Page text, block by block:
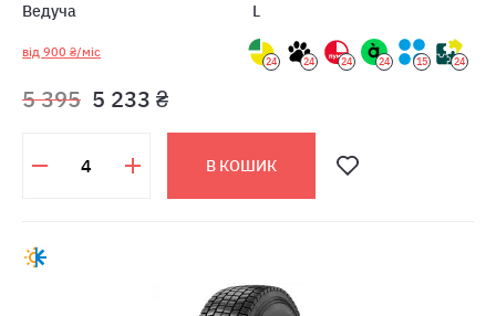
Ведуча
L
від 900 ₴/міс
24 24 24 24 15 24
5 395 5 233 ₴
В КОШИК